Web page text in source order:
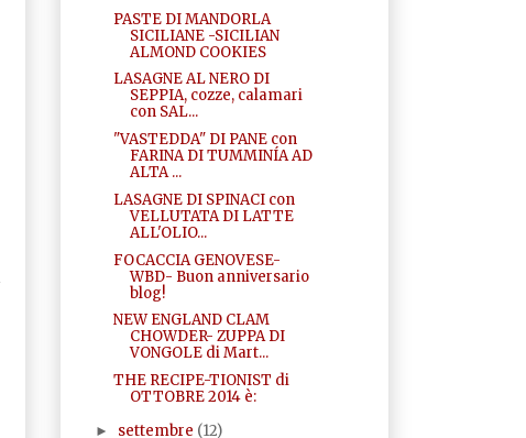
PASTE DI MANDORLA
SICILIANE -SICILIAN
ALMOND COOKIES
LASAGNE AL NERO DI
SEPPIA, cozze, calamari
con SAL...
"VASTEDDA" DI PANE con
FARINA DI TUMMINÍA AD
ALTA ...
LASAGNE DI SPINACI con
VELLUTATA DI LATTE
ALL'OLIO...
FOCACCIA GENOVESE-
WBD- Buon anniversario
blog!
NEW ENGLAND CLAM
CHOWDER- ZUPPA DI
VONGOLE di Mart...
THE RECIPE-TIONIST di
OTTOBRE 2014 è:
► settembre (12)